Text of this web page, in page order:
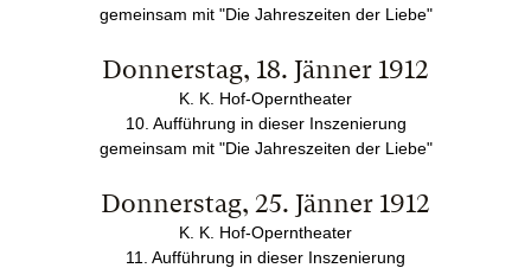
gemeinsam mit "Die Jahreszeiten der Liebe"
Donnerstag, 18. Jänner 1912
K. K. Hof-Operntheater
10. Aufführung in dieser Inszenierung
gemeinsam mit "Die Jahreszeiten der Liebe"
Donnerstag, 25. Jänner 1912
K. K. Hof-Operntheater
11. Aufführung in dieser Inszenierung